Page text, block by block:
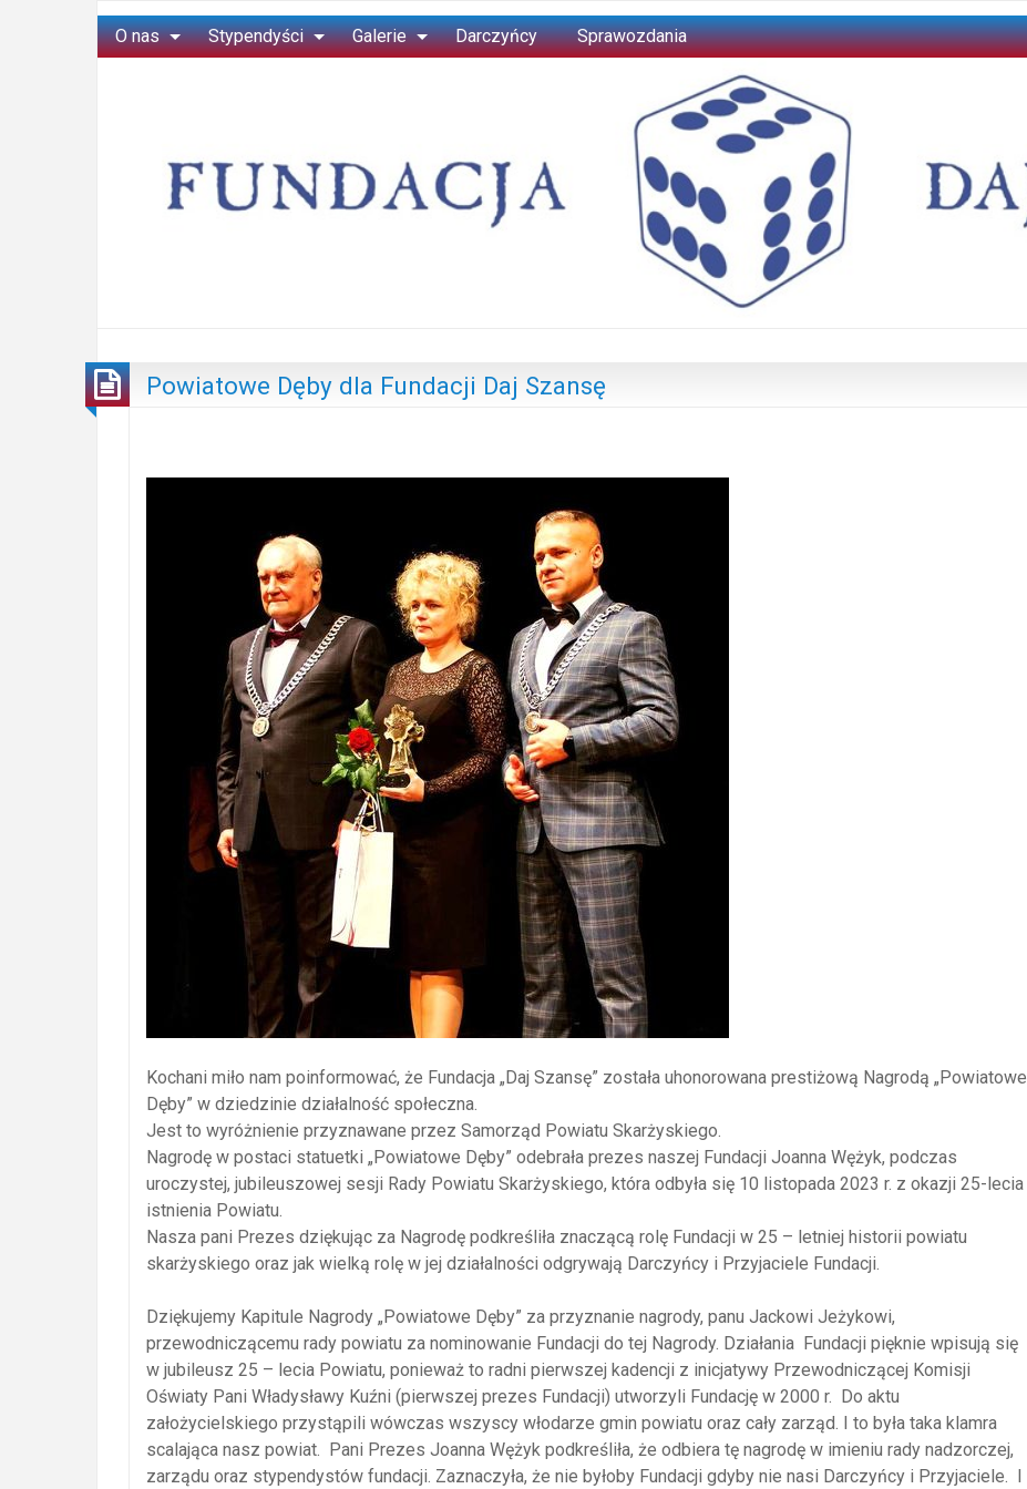
O nas Stypendyści Galerie Darczyńcy Sprawozdania
Powiatowe Dęby dla Fundacji Daj Szansę
Kochani miło nam poinformować, że Fundacja „Daj Szansę” została uhonorowana prestiżową Nagrodą „Powiatowe
Dęby” w dziedzinie działalność społeczna.
Jest to wyróżnienie przyznawane przez Samorząd Powiatu Skarżyskiego.
Nagrodę w postaci statuetki „Powiatowe Dęby” odebrała prezes naszej Fundacji Joanna Wężyk, podczas
uroczystej, jubileuszowej sesji Rady Powiatu Skarżyskiego, która odbyła się 10 listopada 2023 r. z okazji 25-lecia
istnienia Powiatu.
Nasza pani Prezes dziękując za Nagrodę podkreśliła znaczącą rolę Fundacji w 25 – letniej historii powiatu
skarżyskiego oraz jak wielką rolę w jej działalności odgrywają Darczyńcy i Przyjaciele Fundacji.
Dziękujemy Kapitule Nagrody „Powiatowe Dęby” za przyznanie nagrody, panu Jackowi Jeżykowi,
przewodniczącemu rady powiatu za nominowanie Fundacji do tej Nagrody. Działania Fundacji pięknie wpisują się
w jubileusz 25 – lecia Powiatu, ponieważ to radni pierwszej kadencji z inicjatywy Przewodniczącej Komisji
Oświaty Pani Władysławy Kuźni (pierwszej prezes Fundacji) utworzyli Fundację w 2000 r. Do aktu
założycielskiego przystąpili wówczas wszyscy włodarze gmin powiatu oraz cały zarząd. I to była taka klamra
scalająca nasz powiat. Pani Prezes Joanna Wężyk podkreśliła, że odbiera tę nagrodę w imieniu rady nadzorczej,
zarządu oraz stypendystów fundacji. Zaznaczyła, że nie byłoby Fundacji gdyby nie nasi Darczyńcy i Przyjaciele. I